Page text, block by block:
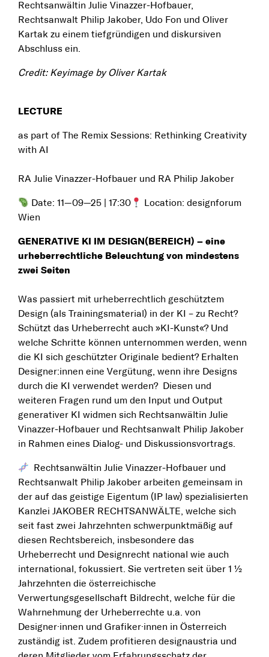
Rechtsanwältin Julie Vinazzer-Hofbauer,
Rechtsanwalt Philip Jakober, Udo Fon und Oliver
Kartak zu einem tiefgründigen und diskursiven
Abschluss ein.
Credit: Keyimage by Oliver Kartak
LECTURE
as part of The Remix Sessions: Rethinking Creativity
with AI
RA Julie Vinazzer-Hofbauer und RA Philip Jakober
Date: 11—09—25 | 17:30
Location: designforum
Wien
GENERATIVE KI IM DESIGN(BEREICH) – eine
urheberrechtliche Beleuchtung von mindestens
zwei Seiten
Was passiert mit urheberrechtlich geschütztem
Design (als Trainingsmaterial) in der KI – zu Recht?
Schützt das Urheberrecht auch »KI-Kunst«? Und
welche Schritte können unternommen werden, wenn
die KI sich geschützter Originale bedient? Erhalten
Designer:innen eine Vergütung, wenn ihre Designs
durch die KI verwendet werden? Diesen und
weiteren Fragen rund um den Input und Output
generativer KI widmen sich Rechtsanwältin Julie
Vinazzer-Hofbauer und Rechtsanwalt Philip Jakober
in Rahmen eines Dialog- und Diskussionsvortrags.
Rechtsanwältin Julie Vinazzer-Hofbauer und
Rechtsanwalt Philip Jakober arbeiten gemeinsam in
der auf das geistige Eigentum (IP law) spezialisierten
Kanzlei JAKOBER RECHTSANWÄLTE, welche sich
seit fast zwei Jahrzehnten schwerpunktmäßig auf
diesen Rechtsbereich, insbesondere das
Urheberrecht und Designrecht national wie auch
international, fokussiert. Sie vertreten seit über 1 ½
Jahrzehnten die österreichische
Verwertungsgesellschaft Bildrecht, welche für die
Wahrnehmung der Urheberrechte u.a. von
Designer·innen und Grafiker·innen in Österreich
zuständig ist. Zudem profitieren designaustria und